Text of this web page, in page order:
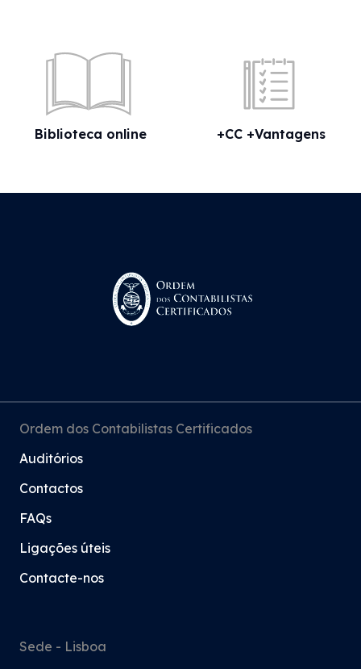
Biblioteca online +CC +Vantagens
Ordem dos Contabilistas Certificados
Auditórios
Contactos
FAQs
Ligações úteis
Contacte-nos
Sede - Lisboa